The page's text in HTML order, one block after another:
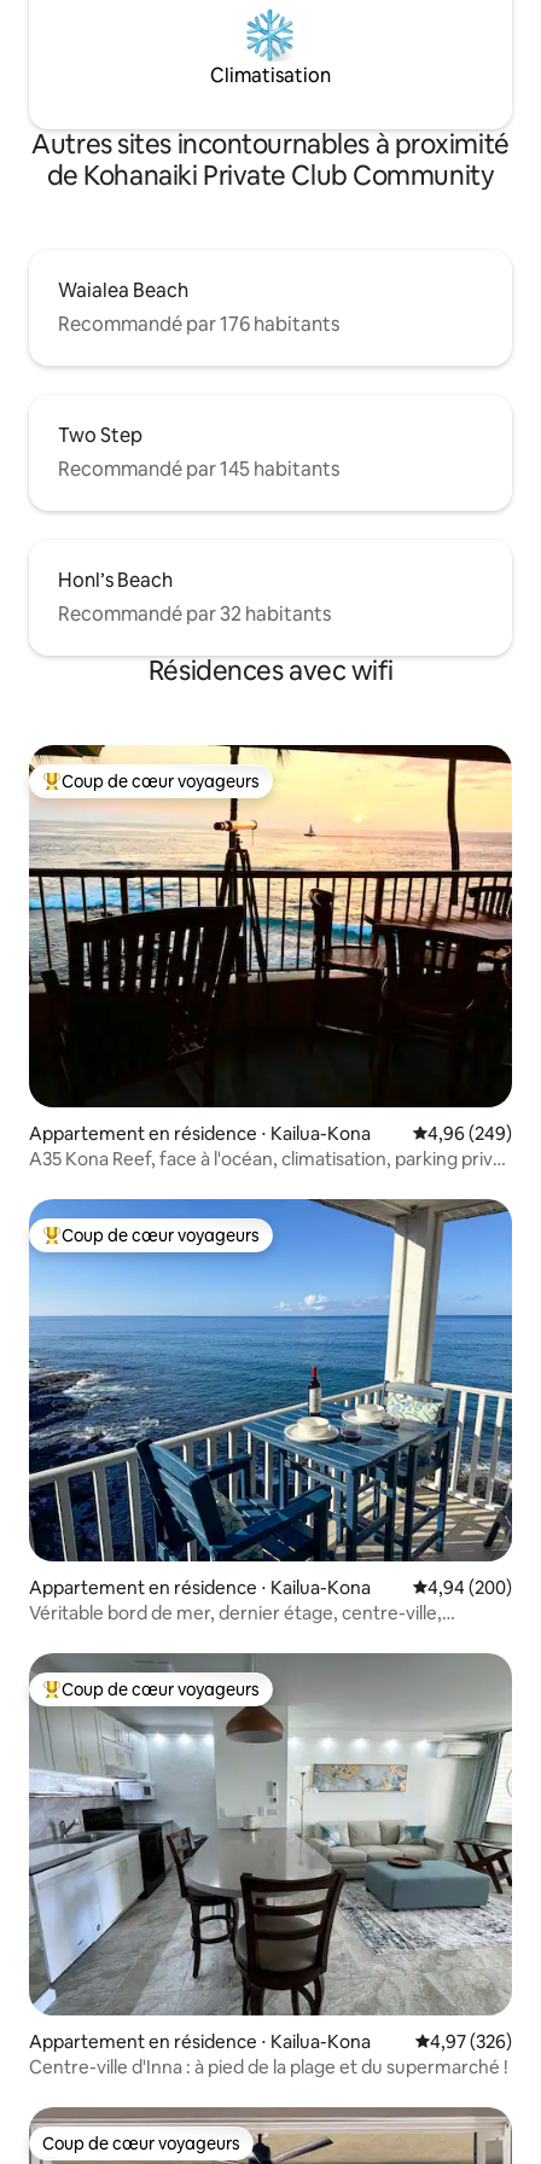
Climatisation
Autres sites incontournables à proximité
de Kohanaiki Private Club Community
Waialea Beach
Recommandé par 176 habitants
Two Step
Recommandé par 145 habitants
Honl’s Beach
Recommandé par 32 habitants
Résidences avec wifi
Coups de cœur voyageurs les plus appréciés
Coup de cœur voyageurs
Appartement en résidence ⋅ Kailua-Kona Évaluation
4,96 (249)
A35 Kona Reef, face à l'océan, climatisation, parking privé
Coups de cœur voyageurs les plus appréciés
Coup de cœur voyageurs
Appartement en résidence ⋅ Kailua-Kona Évaluation
4,94 (200)
Véritable bord de mer, dernier étage, centre-ville,
Coups de cœur voyageurs les plus appréciés
Coup de cœur voyageurs
Appartement en résidence ⋅ Kailua-Kona Évaluation
4,97 (326)
Centre-ville d'Inna : à pied de la plage et du supermarché !
Coup de cœur voyageurs
Coup de cœur voyageurs